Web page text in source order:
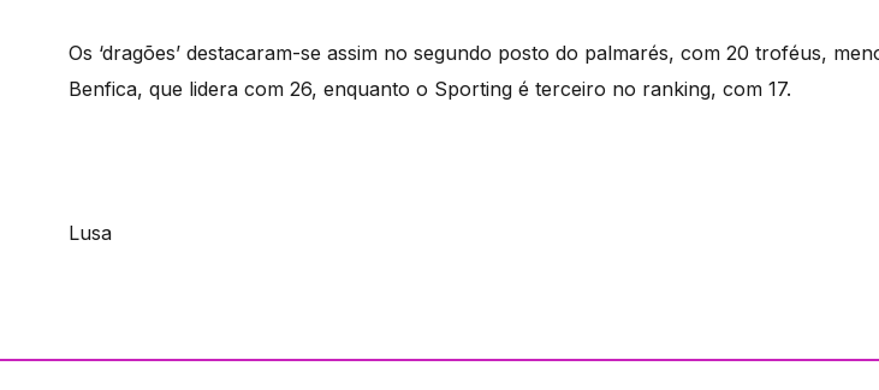
Os ‘dragões’ destacaram-se assim no segundo posto do palmarés, com 20 troféus,
Benfica, que lidera com 26, enquanto o Sporting é terceiro no ranking, com 17.
Lusa